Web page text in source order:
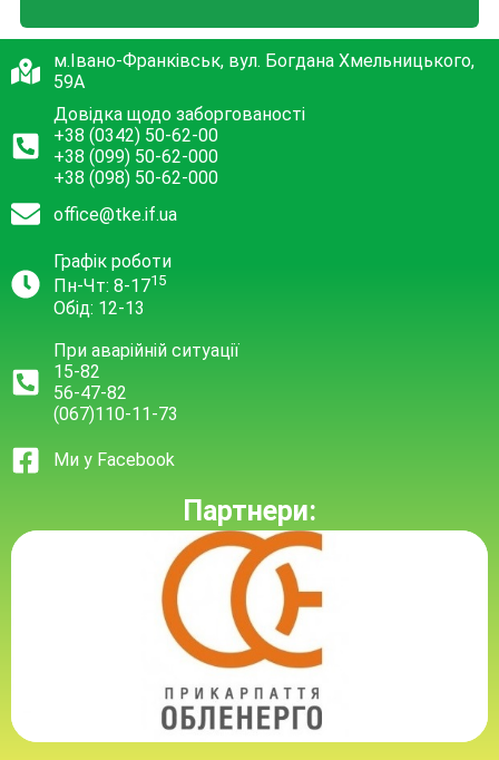
м.Івано-Франківськ, вул. Богдана Хмельницького,
59А
Довідка щодо заборгованості
+38 (0342) 50-62-00
+38 (099) 50-62-000
+38 (098) 50-62-000
office@tke.if.ua
Графік роботи
Пн-Чт: 8-1715
Обід: 12-13
При аварійній ситуації
15-82
56-47-82
(067)110-11-73
Ми у Facebook
Партнери: